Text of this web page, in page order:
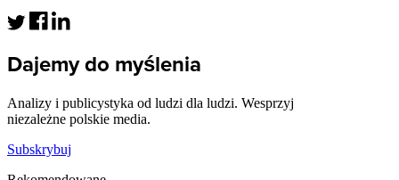
Dajemy do myślenia
Analizy i publicystyka od ludzi dla ludzi. Wesprzyj
niezależne polskie media.
Subskrybuj